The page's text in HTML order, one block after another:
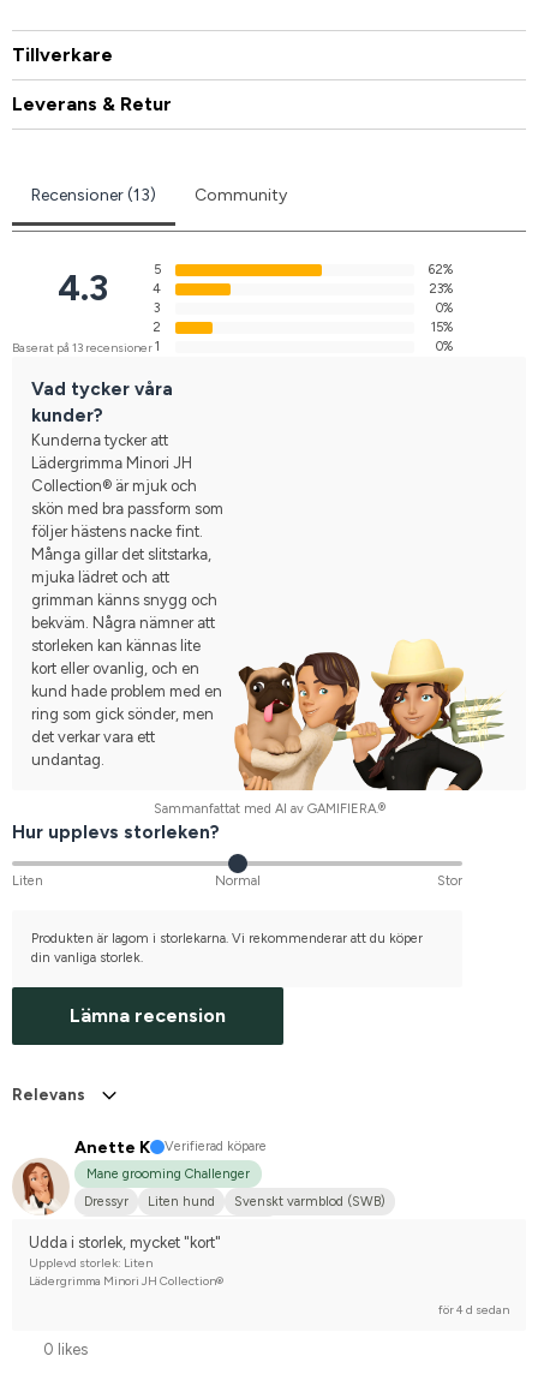
Tillverkare
Leverans & Retur
Recensioner (13) Community
4.3
Baserat på 13 recensioner
5
62%
4
23%
3
0%
2
15%
1
0%
Vad tycker våra
kunder?
Kunderna tycker att
Lädergrimma Minori JH
Collection® är mjuk och
skön med bra passform som
följer hästens nacke fint.
Många gillar det slitstarka,
mjuka lädret och att
grimman känns snygg och
bekväm. Några nämner att
storleken kan kännas lite
kort eller ovanlig, och en
kund hade problem med en
ring som gick sönder, men
det verkar vara ett
undantag.
Sammanfattat med AI av GAMIFIERA.®
Hur upplevs storleken?
Liten Normal Stor
Produkten är lagom i storlekarna. Vi rekommenderar att du köper
din vanliga storlek.
Lämna recension
Relevans
Anette K
Verifierad köpare
Mane grooming Challenger
Dressyr
Liten hund
Svenskt varmblod (SWB)
Udda i storlek, mycket "kort"
Upplevd storlek: Liten
Lädergrimma Minori JH Collection®
för 4 d sedan
0 likes